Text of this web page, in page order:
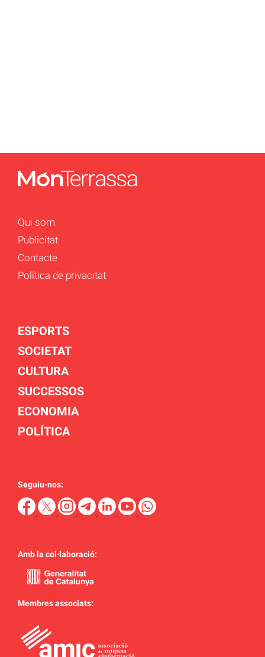
Qui som
Publicitat
Contacte
Política de privacitat
ESPORTS
SOCIETAT
CULTURA
SUCCESSOS
ECONOMIA
POLÍTICA
Seguiu-nos:
Amb la col·laboració:
Membres associats: